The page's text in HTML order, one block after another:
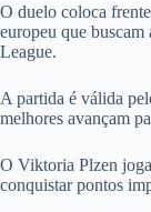
O duelo coloca
europeu que
League.
A partida é válida
melhores avançam
O Viktoria Plzen
conquistar pontos